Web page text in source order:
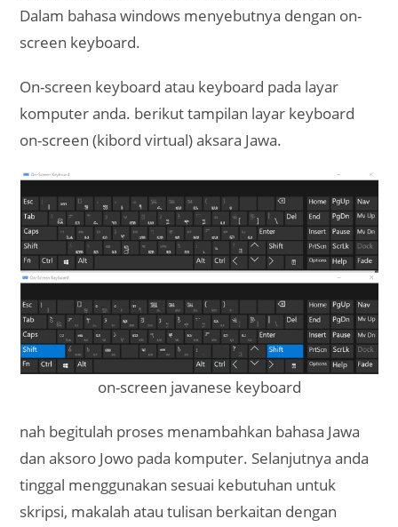
Dalam bahasa windows menyebutnya dengan on-
screen keyboard.
On-screen keyboard atau keyboard pada layar
komputer anda. berikut tampilan layar keyboard
on-screen (kibord virtual) aksara Jawa.
on-screen javanese keyboard
nah begitulah proses menambahkan bahasa Jawa
dan aksoro Jowo pada komputer. Selanjutnya anda
tinggal menggunakan sesuai kebutuhan untuk
skripsi, makalah atau tulisan berkaitan dengan